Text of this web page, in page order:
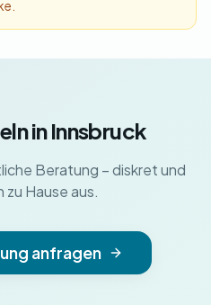
in Innsbruck
Beratung – diskret und
zu Hause aus.
anfragen